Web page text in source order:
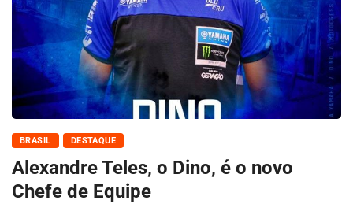
BRASIL DESTAQUE
Alexandre Teles, o Dino, é o novo
Chefe de Equipe